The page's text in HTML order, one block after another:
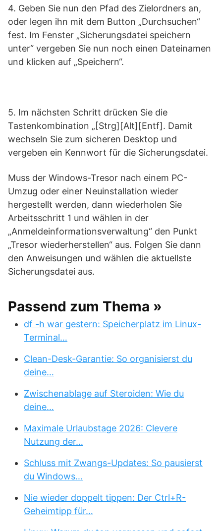
4. Geben Sie nun den Pfad des Zielordners an,
oder legen ihn mit dem Button „Durchsuchen“
fest. Im Fenster „Sicherungsdatei speichern
unter“ vergeben Sie nun noch einen Dateinamen
und klicken auf „Speichern“.
5. Im nächsten Schritt drücken Sie die
Tastenkombination „[Strg][Alt][Entf]. Damit
wechseln Sie zum sicheren Desktop und
vergeben ein Kennwort für die Sicherungsdatei.
Muss der Windows-Tresor nach einem PC-
Umzug oder einer Neuinstallation wieder
hergestellt werden, dann wiederholen Sie
Arbeitsschritt 1 und wählen in der
„Anmeldeinformationsverwaltung“ den Punkt
„Tresor wiederherstellen“ aus. Folgen Sie dann
den Anweisungen und wählen die aktuellste
Sicherungsdatei aus.
Passend zum Thema »
df -h war gestern: Speicherplatz im Linux-
Terminal…
Clean-Desk-Garantie: So organisierst du
deine…
Zwischenablage auf Steroiden: Wie du
deine…
Maximale Urlaubstage 2026: Clevere
Nutzung der…
Schluss mit Zwangs-Updates: So pausierst
du Windows…
Nie wieder doppelt tippen: Der Ctrl+R-
Geheimtipp für…